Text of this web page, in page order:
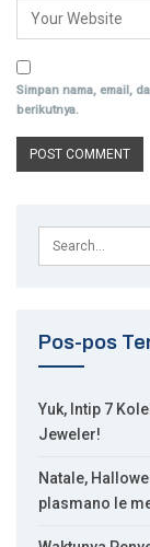
Simpan nama, email,
berikutnya.
Pos-pos
Yuk, Intip 7
Jeweler!
Natale,
plasmano le